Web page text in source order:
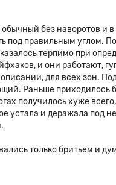
без наворотов и
под правильным углом.
терпимо при
и они работают,
описании, для всех зон.
Раньше приходилось
получилось хуже
устала и деражала под
только бритьем и